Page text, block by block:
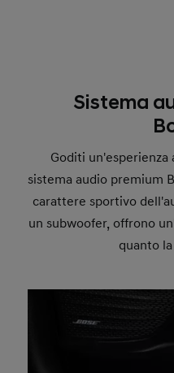
Sistema
Goditi
sistema audio premium
carattere sportivo
un subwoofer, offrono
quanto